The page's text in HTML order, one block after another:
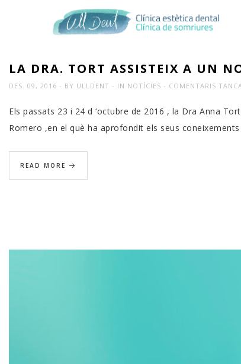
LA DRA. TORT ASSISTEIX A UN
DES. 09, 2016 BY ULLDENT IN NOTÍCIES COMENTARIS
Els passats 23 i 24 d ‘octubre de 2016 , la Dra Anna
Romero ,en el què ha aprofondit els seus
READ MORE